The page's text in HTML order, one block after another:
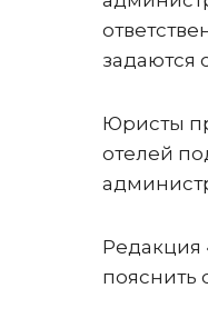
задаются
Юристы
отелей
Редакция
пояснить